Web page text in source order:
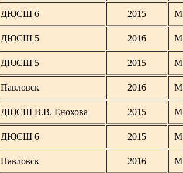
ДЮСШ 6 2015 М
ДЮСШ 5 2016 М
ДЮСШ 5 2015 М
Павловск 2016 М
ДЮСШ В.В. Енохова 2015 М
ДЮСШ 6 2015 М
Павловск 2016 М